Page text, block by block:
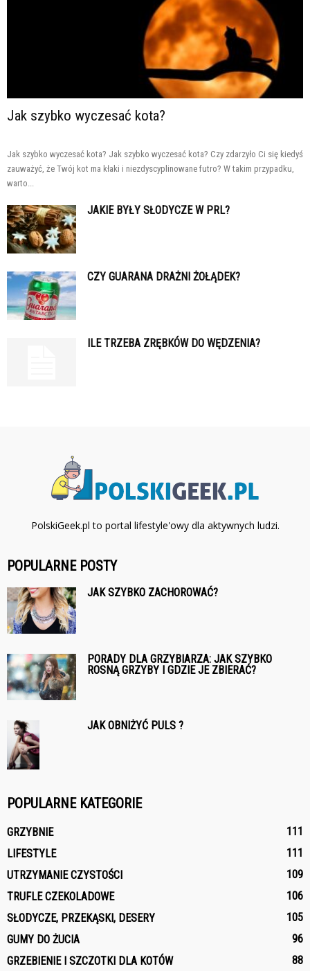
Jak szybko wyczesać kota?
Jak szybko wyczesać kota? Jak szybko wyczesać kota? Czy zdarzyło Ci się kiedyś
zauważyć, że Twój kot ma kłaki i niezdyscyplinowane futro? W takim przypadku,
warto...
JAKIE BYŁY SŁODYCZE W PRL?
CZY GUARANA DRAŻNI ŻOŁĄDEK?
ILE TRZEBA ZRĘBKÓW DO WĘDZENIA?
PolskiGeek.pl to portal lifestyle'owy dla aktywnych ludzi.
POPULARNE POSTY
JAK SZYBKO ZACHOROWAĆ?
PORADY DLA GRZYBIARZA: JAK SZYBKO
ROSNĄ GRZYBY I GDZIE JE ZBIERAĆ?
JAK OBNIŻYĆ PULS ?
POPULARNE KATEGORIE
GRZYBNIE
111
LIFESTYLE
111
UTRZYMANIE CZYSTOŚCI
109
TRUFLE CZEKOLADOWE
106
SŁODYCZE, PRZEKĄSKI, DESERY
105
GUMY DO ŻUCIA
96
GRZEBIENIE I SZCZOTKI DLA KOTÓW
88